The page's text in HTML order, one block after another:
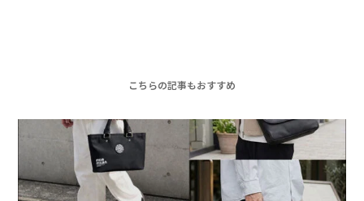
こちらの記事もおすすめ